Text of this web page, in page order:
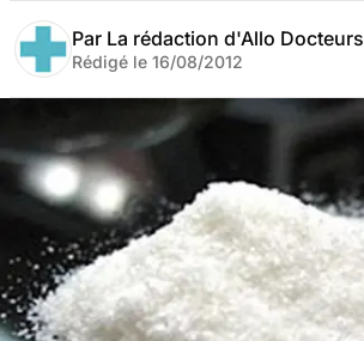
Par La rédaction d'Allo Docteurs
Rédigé le 16/08/2012